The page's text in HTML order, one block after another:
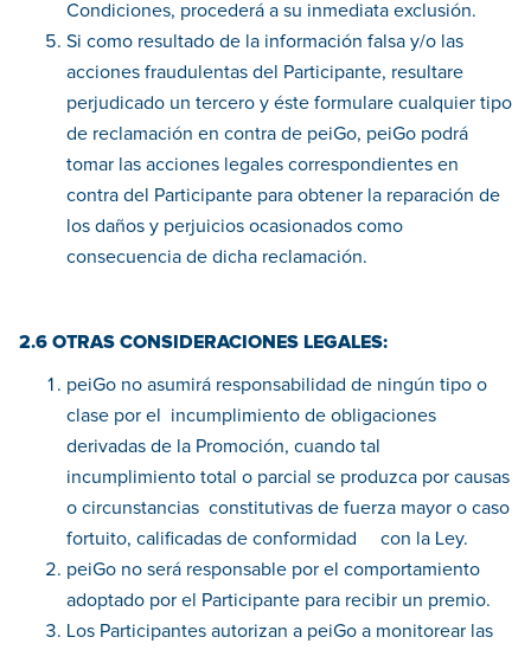
Condiciones, procederá a su inmediata exclusión.
Si como resultado de la información falsa y/o las
acciones fraudulentas del Participante, resultare
perjudicado un tercero y éste formulare cualquier tipo
de reclamación en contra de peiGo, peiGo podrá
tomar las acciones legales correspondientes en
contra del Participante para obtener la reparación de
los daños y perjuicios ocasionados como
consecuencia de dicha reclamación.
2.6 OTRAS CONSIDERACIONES LEGALES:
peiGo no asumirá responsabilidad de ningún tipo o
clase por el incumplimiento de obligaciones
derivadas de la Promoción, cuando tal
incumplimiento total o parcial se produzca por causas
o circunstancias constitutivas de fuerza mayor o caso
fortuito, calificadas de conformidad con la Ley.
peiGo no será responsable por el comportamiento
adoptado por el Participante para recibir un premio.
Los Participantes autorizan a peiGo a monitorear las